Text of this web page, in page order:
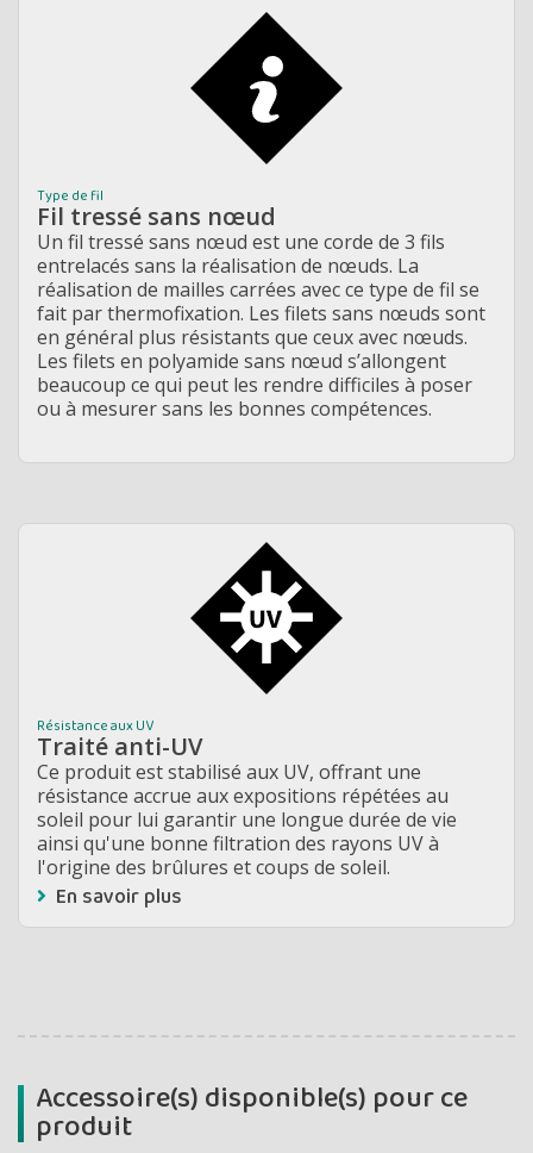
Type de fil
Fil tressé sans nœud
Un fil tressé sans nœud est une corde de 3 fils
entrelacés sans la réalisation de nœuds. La
réalisation de mailles carrées avec ce type de fil se
fait parthermofixation. Les filets sans nœuds sont
en général plus résistants que ceux avec nœuds.
Les filets en polyamide sans nœud s’allongent
beaucoup ce qui peut les rendre difficiles à poser
ou à mesurer sans les bonnes compétences.
Résistance aux UV
Traité anti-UV
Ce produit est stabilisé aux UV, offrant une
résistance accrue aux expositions répétées au
soleil pour lui garantir une longue durée de vie
ainsi qu'une bonne filtration des rayons UV à
l'origine des brûlures et coups de soleil.
En savoir plus
Accessoire(s) disponible(s) pour ce
produit